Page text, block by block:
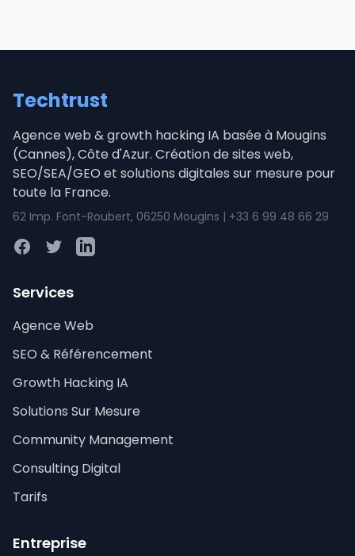
Techtrust
Agence web & growth hacking IA basée à Mougins
(Cannes), Côte d'Azur. Création de sites web,
SEO/SEA/GEO et solutions digitales sur mesure pour
toute la France.
62 Imp. Font-Roubert, 06250 Mougins | +33 6 99 48 66 29
FacebookTwitterLinkedIn
Services
Agence Web
SEO & Référencement
Growth Hacking IA
Solutions Sur Mesure
Community Management
Consulting Digital
Tarifs
Entreprise